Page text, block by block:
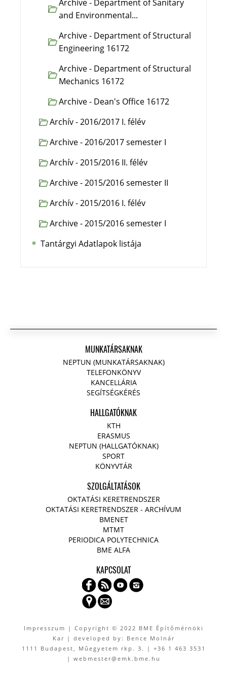
Archive - Department of Sanitary
and Environmental...
Archive - Department of Structural
Engineering 16172
Archive - Department of Structural
Mechanics 16172
Archive - Dean's Office 16172
Archív - 2016/2017 I. félév
Archive - 2016/2017 semester I
Archív - 2015/2016 II. félév
Archive - 2015/2016 semester II
Archív - 2015/2016 I. félév
Archive - 2015/2016 semester I
Tantárgyi Adatlapok listája
MUNKATÁRSAKNAK
NEPTUN (MUNKATÁRSAKNAK)
TELEFONKÖNYV
KANCELLÁRIA
SEGÍTSÉGKÉRÉS
HALLGATÓKNAK
KTH
ERASMUS
NEPTUN (HALLGATÓKNAK)
SPORT
KÖNYVTÁR
SZOLGÁLTATÁSOK
OKTATÁSI KERETRENDSZER
OKTATÁSI KERETRENDSZER - ARCHÍVUM
BMENET
MTMT
PERIODICA POLYTECHNICA
BME ALFA
KAPCSOLAT
Impresszum | Copyright © 2022 BME Építőmérnöki
Kar | developed by: Bence Molnár
1111 Budapest, Műegyetem rkp. 3. | +36 1 463 3531
| webmester@emk.bme.hu